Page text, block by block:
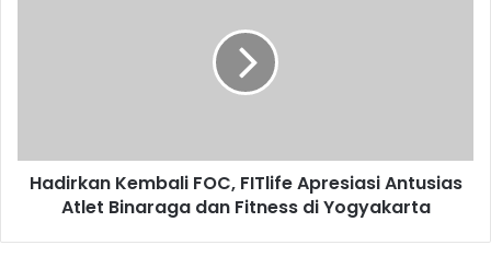
K
i
K
Hadirkan Kembali FOC, FITlife Apresiasi Antusias
Atlet Binaraga dan Fitness di Yogyakarta